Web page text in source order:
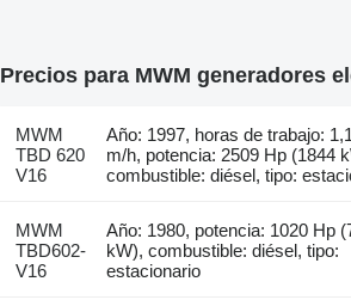
Precios para MWM generadores
MWM
TBD 620
V16
Año: 1997, horas de trabajo:
m/h, potencia: 2509 Hp (1844
combustible: diésel, tipo:
MWM
TBD602-
V16
Año: 1980, potencia: 1020 Hp
kW), combustible: diésel, tipo:
estacionario